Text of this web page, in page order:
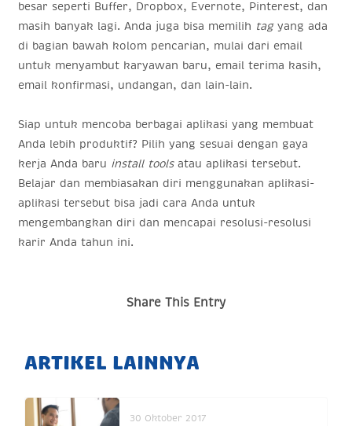
besar seperti Buffer, Dropbox, Evernote, Pinterest, dan
masih banyak lagi. Anda juga bisa memilih tagyang ada
di bagian bawah kolom pencarian, mulai dari email
untuk menyambut karyawan baru, email terima kasih,
email konfirmasi, undangan, dan lain-lain.
Siap untuk mencoba berbagai aplikasi yang membuat
Anda lebih produktif? Pilih yang sesuai dengan gaya
kerja Anda baru install toolsatau aplikasi tersebut.
Belajar dan membiasakan diri menggunakan aplikasi-
aplikasi tersebut bisa jadi cara Anda untuk
mengembangkan diri dan mencapai resolusi-resolusi
karir Anda tahun ini.
Share This Entry
ARTIKEL LAINNYA
30 Oktober 2017